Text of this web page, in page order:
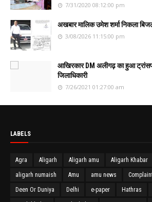
7/31/2020 08:12:00 pm
अखबार मालिक उमेश शर्मा निकला
3/08/2026 11:15:00 pm
आखिरकार DM अलीगढ़ का हुआ
जिलाधिकारी
7/26/2021 01:27:00 am
LABELS
Agra Aligarh Aligarh amu Aligarh Khabar
aligarh numaish Amu amu news
Deen Or Duniya Delhi e-paper Hathras